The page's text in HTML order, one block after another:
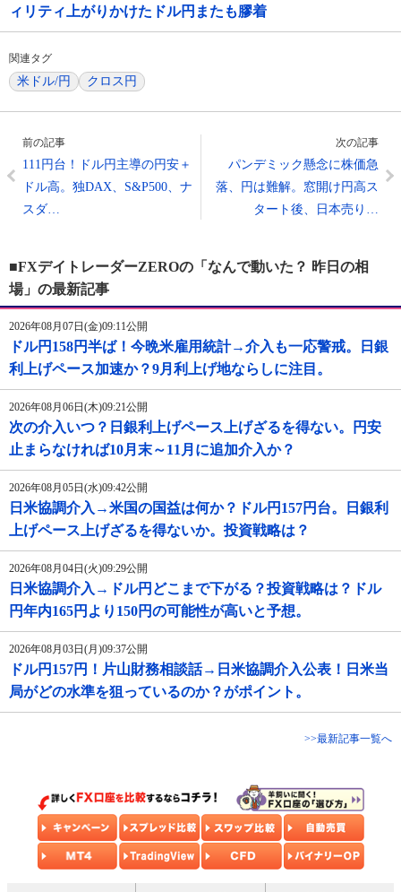
ィリティ上がりかけたドル円またも膠着
関連タグ
米ドル/円 クロス円
前の記事
111円台！ドル円主導の円安＋
ドル高。独DAX、S&P500、ナ
スダ…
次の記事
パンデミック懸念に株価急
落、円は難解。窓開け円高ス
タート後、日本売り…
■FXデイトレーダーZEROの「なんで動いた？ 昨日の相
場」の最新記事
2026年08月07日(金)09:11公開
ドル円158円半ば！今晩米雇用統計→介入も一応警戒。日銀
利上げペース加速か？9月利上げ地ならしに注目。
2026年08月06日(木)09:21公開
次の介入いつ？日銀利上げペース上げざるを得ない。円安
止まらなければ10月末～11月に追加介入か？
2026年08月05日(水)09:42公開
日米協調介入→米国の国益は何か？ドル円157円台。日銀利
上げペース上げざるを得ないか。投資戦略は？
2026年08月04日(火)09:29公開
日米協調介入→ドル円どこまで下がる？投資戦略は？ドル
円年内165円より150円の可能性が高いと予想。
2026年08月03日(月)09:37公開
ドル円157円！片山財務相談話→日米協調介入公表！日米当
局がどの水準を狙っているのか？がポイント。
>>最新記事一覧へ